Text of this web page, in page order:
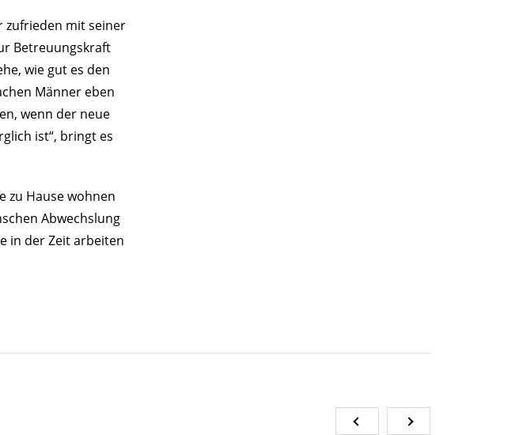
zufrieden mit seiner
Betreuungskraft
wie gut es den
Männer eben
wenn der neue
ist“, bringt es
zu Hause wohnen
Abwechslung
in der Zeit arbeiten